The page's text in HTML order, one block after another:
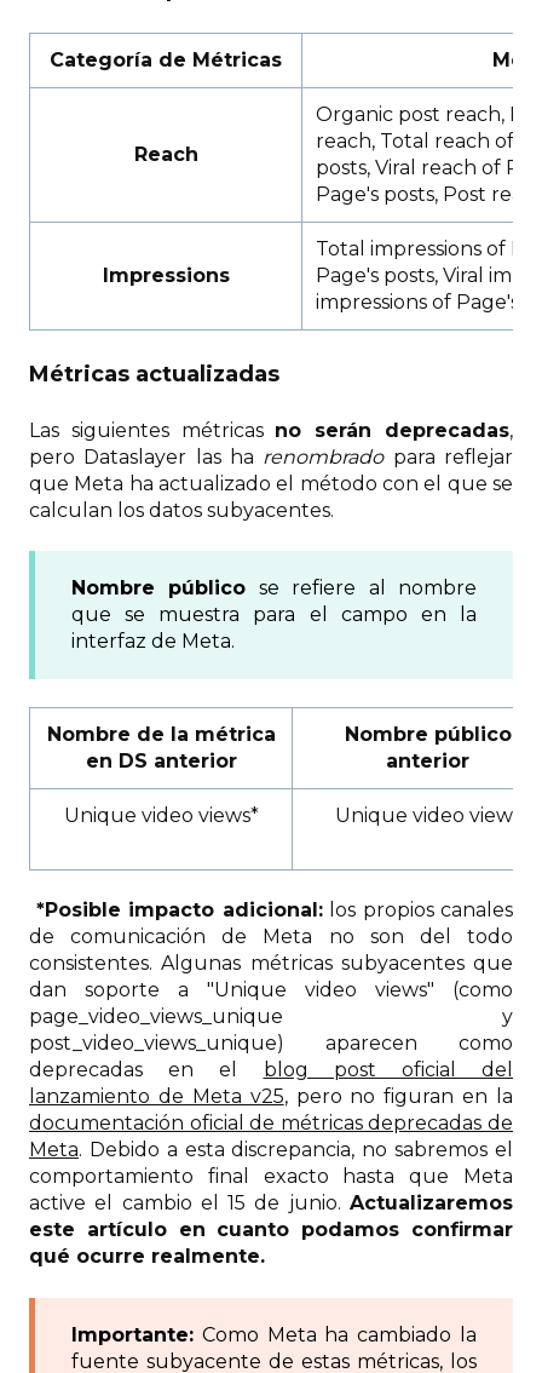
Categoría de Métricas
Reach
Organic post reach,
reach, Total reach of
posts, Viral reach of
Page's posts, Post
Impressions
Total impressions of
Page's posts, Viral
impressions of Page's
Métricas actualizadas
Las siguientes métricas no serán deprecadas,
pero Dataslayer las ha renombradopara reflejar
que Meta ha actualizado el método con el que se
calculan los datos subyacentes.
Nombre público se refiere al nombre
que se muestra para el campo en la
interfaz de Meta.
Nombre de la métrica
en DS anterior
Nombre público
anterior
Unique video views* Unique video views
*Posible impacto adicional:los propios canales
de comunicación de Meta no son del todo
consistentes. Algunas métricas subyacentes que
dan soporte a "Unique video views" (como
page_video_views_unique y
post_video_views_unique) aparecen como
deprecadas en el blog post oficial del
lanzamiento de Meta v25, pero no figuran en la
documentación oficial de métricas deprecadas de
Meta. Debido a esta discrepancia, no sabremos el
comportamiento final exacto hasta que Meta
active el cambio el 15 de junio. Actualizaremos
este artículo en cuanto podamos confirmar
qué ocurre realmente.
Importante: Como Meta ha cambiado la
fuente subyacente de estas métricas, los